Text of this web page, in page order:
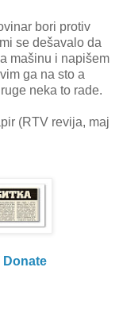
bori protiv
se dešavalo da
mašinu i napišem
ga na sto a
neka to rade.
(RTV revija, maj
Donate